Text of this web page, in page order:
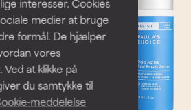
medier at bruge
formål. De hjælper
vores
at klikke på
du samtykke til
meddelelse